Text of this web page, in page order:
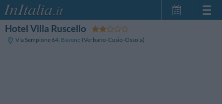
Hotel Villa Ruscello
Via Sempione 64, Baveno (Verbano-Cusio-Ossola)